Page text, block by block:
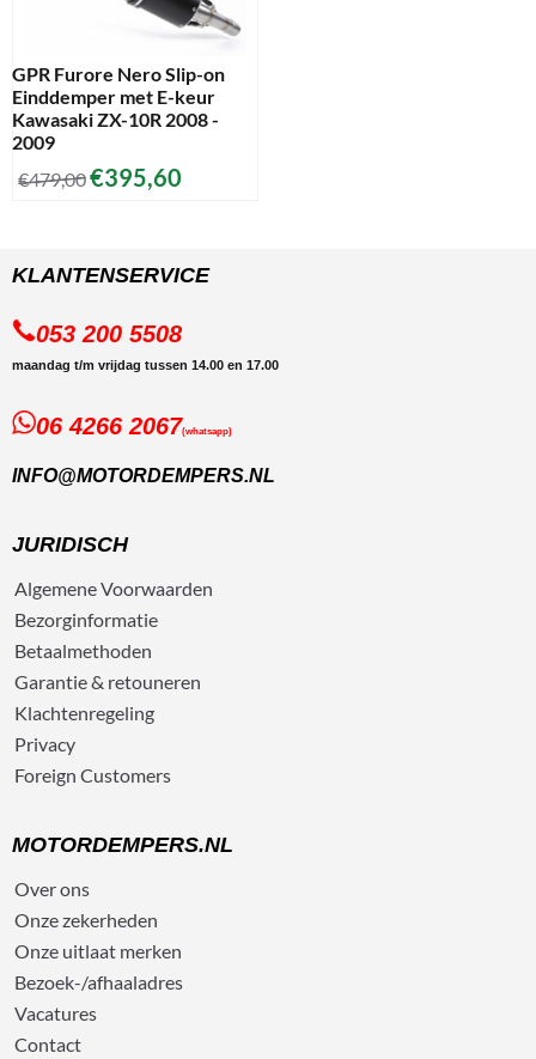
GPR Furore Nero Slip-on
Einddemper met E-keur
Kawasaki ZX-10R 2008 -
2009
€479,00€395,60
KLANTENSERVICE
053 200 5508
maandag t/m vrijdag tussen 14.00 en 17.00
06 4266 2067(whatsapp)
INFO@MOTORDEMPERS.NL
JURIDISCH
AlgemeneVoorwaarden
Bezorginformatie
Betaalmethoden
Garantie & retouneren
Klachtenregeling
Privacy
Foreign Customers
MOTORDEMPERS.NL
Over ons
Onze zekerheden
Onze uitlaat merken
Bezoek-/afhaaladres
Vacatures
Contact